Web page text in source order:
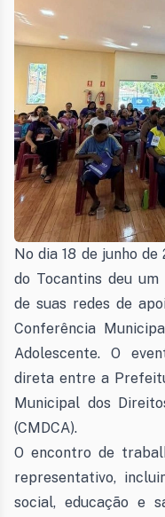
No dia 18 de junho
do Tocantins deu
de suas redes de
Conferência
Adolescente. O
direta entre a
Municipal dos
(CMDCA).
O encontro de
representativo,
social, educação e